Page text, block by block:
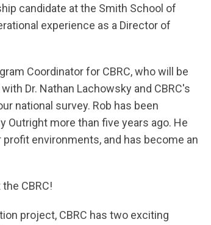
candidate at the Smith School of
experience as a Director of
Coordinator for CBRC, who will be
Dr. Nathan Lachowsky and CBRC's
national survey. Rob has been
Outright more than five years ago. He
environments, and has become an
CBRC!
project, CBRC has two exciting